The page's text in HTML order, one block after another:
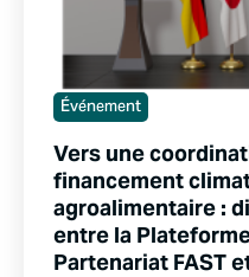
Événement
Vers une
financement
agroalimentaire :
entre la
Partenariat FAST